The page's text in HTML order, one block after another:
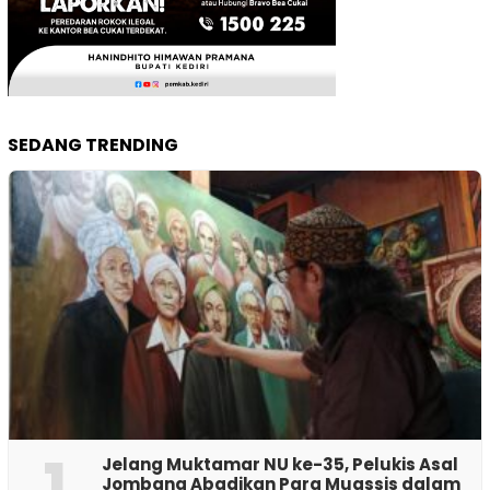
SEDANG TRENDING
Jelang Muktamar NU ke-35, Pelukis Asal
Jombang Abadikan Para Muassis dalam